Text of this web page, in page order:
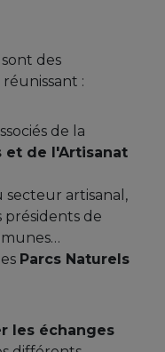
des
réunissant :
de la
et de l'Artisanat
secteur artisanal,
présidents de
Parcs Naturels
les échanges